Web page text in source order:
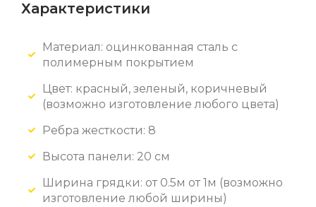
Характеристики
Материал: оцинкованная сталь с
полимерным покрытием
Цвет: красный, зеленый, коричневый
(возможно изготовление любого цвета)
Ребра жесткости: 8
Высота панели: 20 см
Ширина грядки: от 0.5м от 1м (возможно
изготовление любой ширины)